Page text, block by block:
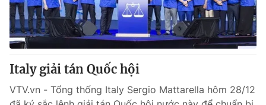
Italy giải tán Quốc hội
VTV.vn - Tổng thống Italy Sergio Mattarella hôm 28/12